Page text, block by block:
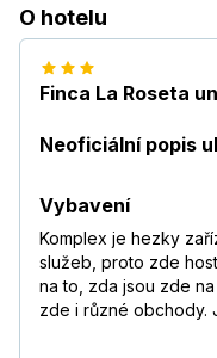
O hotelu
Finca La Roseta
Neoficiální popis
Vybavení
Komplex je hezky
služeb, proto zde
na to, zda jsou zde
zde i různé obchody.